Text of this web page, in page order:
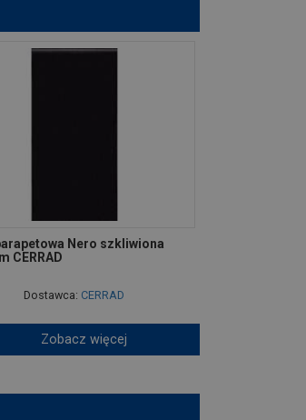
Nero szkliwiona
CERRAD
Dostawca: CERRAD
Zobacz więcej